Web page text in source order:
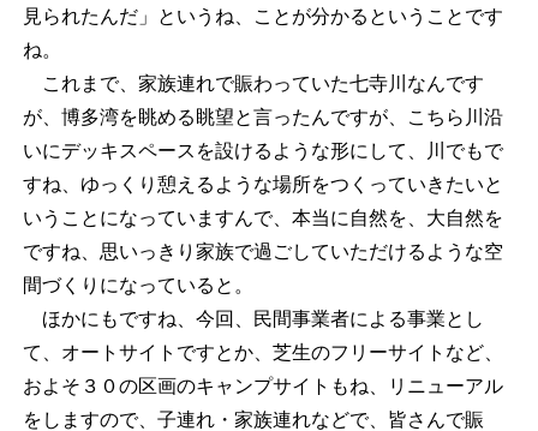
見られたんだ」というね、ことが分かるということです
ね。
これまで、家族連れで賑わっていた七寺川なんです
が、博多湾を眺める眺望と言ったんですが、こちら川沿
いにデッキスペースを設けるような形にして、川でもで
すね、ゆっくり憩えるような場所をつくっていきたいと
いうことになっていますんで、本当に自然を、大自然を
ですね、思いっきり家族で過ごしていただけるような空
間づくりになっていると。
ほかにもですね、今回、民間事業者による事業とし
て、オートサイトですとか、芝生のフリーサイトなど、
およそ３０の区画のキャンプサイトもね、リニューアル
をしますので、子連れ・家族連れなどで、皆さんで賑